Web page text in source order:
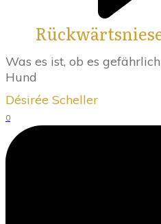
Was es ist, ob es
Hund
Désirée Scheller
0